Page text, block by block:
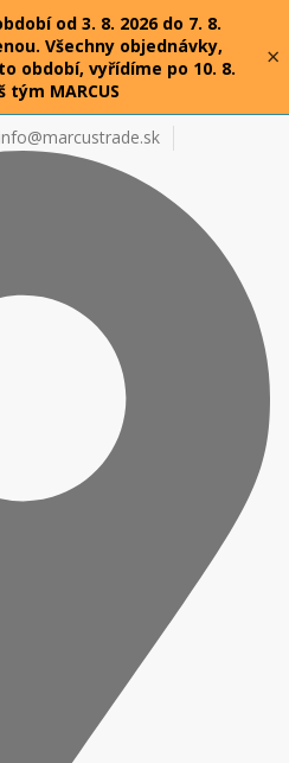
od 3. 8. 2026 do 7. 8.
Všechny objednávky,
období, vyřídíme po 10. 8.
tým MARCUS
×
info@marcustrade.sk